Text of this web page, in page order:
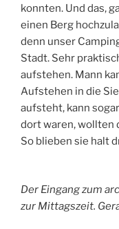
konnten. Und das,
einen Berg
denn unser
Stadt. Sehr
aufstehen. Mann
Aufstehen in die
aufsteht, kann
dort waren, wollten
So blieben sie halt
Der Eingang zum
zur Mittagszeit.